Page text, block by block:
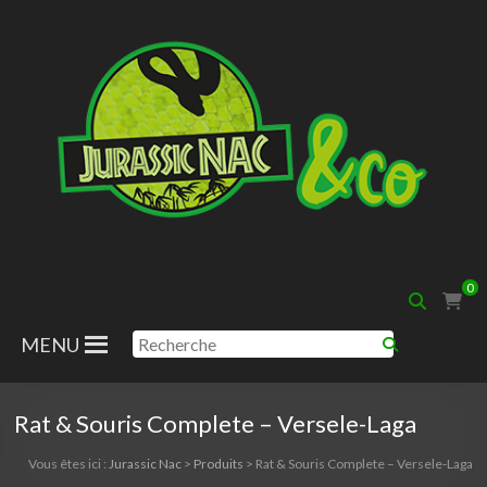
Nac
0
MENU
Rat & Souris Complete – Versele-Laga
Vous êtes ici : Jurassic Nac> Produits > Rat & Souris Complete – Versele-Laga